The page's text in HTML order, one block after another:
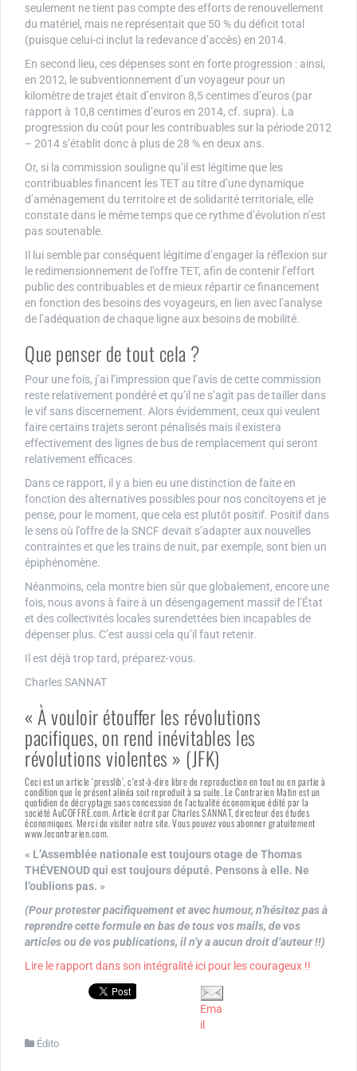
seulement ne tient pas compte des efforts de renouvellement
du matériel, mais ne représentait que 50 % du déficit total
(puisque celui-ci inclut la redevance d’accès) en 2014.
En second lieu, ces dépenses sont en forte progression : ainsi,
en 2012, le subventionnement d’un voyageur pour un
kilomètre de trajet était d’environ 8,5 centimes d’euros (par
rapport à 10,8 centimes d’euros en 2014, cf. supra). La
progression du coût pour les contribuables sur la période 2012
– 2014 s’établit donc à plus de 28 % en deux ans.
Or, si la commission souligne qu’il est légitime que les
contribuables financent les TET au titre d’une dynamique
d’aménagement du territoire et de solidarité territoriale, elle
constate dans le même temps que ce rythme d’évolution n’est
pas soutenable.
Il lui semble par conséquent légitime d’engager la réflexion sur
le redimensionnement de l’offre TET, afin de contenir l’effort
public des contribuables et de mieux répartir ce financement
en fonction des besoins des voyageurs, en lien avec l’analyse
de l’adéquation de chaque ligne aux besoins de mobilité.
Que penser de tout cela ?
Pour une fois, j’ai l’impression que l’avis de cette commission
reste relativement pondéré et qu’il ne s’agit pas de tailler dans
le vif sans discernement. Alors évidemment, ceux qui veulent
faire certains trajets seront pénalisés mais il existera
effectivement des lignes de bus de remplacement qui seront
relativement efficaces.
Dans ce rapport, il y a bien eu une distinction de faite en
fonction des alternatives possibles pour nos concitoyens et je
pense, pour le moment, que cela est plutôt positif. Positif dans
le sens où l’offre de la SNCF devait s’adapter aux nouvelles
contraintes et que les trains de nuit, par exemple, sont bien un
épiphénomène.
Néanmoins, cela montre bien sûr que globalement, encore une
fois, nous avons à faire à un désengagement massif de l’État
et des collectivités locales surendettées bien incapables de
dépenser plus. C’est aussi cela qu’il faut retenir.
Il est déjà trop tard, préparez-vous.
Charles SANNAT
« À vouloir étouffer les révolutions
pacifiques, on rend inévitables les
révolutions violentes » (JFK)
Ceci est un article ‘presslib’, c’est-à-dire libre de reproduction en tout ou en partie à
condition que le présent alinéa soit reproduit à sa suite. Le Contrarien Matin est un
quotidien de décryptage sans concession de l’actualité économique édité par la
société AuCOFFRE.com. Article écrit par Charles SANNAT, directeur des études
économiques. Merci de visiter notre site. Vous pouvez vous abonner gratuitement
www.lecontrarien.com.
« L’Assemblée nationale est toujours otage de Thomas
THÉVENOUD qui est toujours député. Pensons à elle. Ne
l’oublions pas. »
(Pour protester pacifiquement et avec humour, n’hésitez pas à
reprendre cette formule en bas de tous vos mails, de vos
articles ou de vos publications, il n’y a aucun droit d’auteur !!)
Lire le rapport dans son intégralité ici pour les courageux !!
Ema
il
Édito